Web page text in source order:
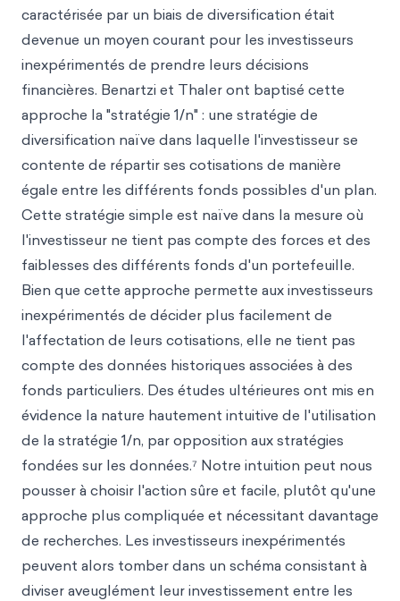
caractérisée par un biais de diversification était
devenue un moyen courant pour les investisseurs
inexpérimentés de prendre leurs décisions
financières. Benartzi et Thaler ont baptisé cette
approche la "stratégie 1/n" : une stratégie de
diversification naïve dans laquelle l'investisseur se
contente de répartir ses cotisations de manière
égale entre les différents fonds possibles d'un plan.
Cette stratégie simple est naïve dans la mesure où
l'investisseur ne tient pas compte des forces et des
faiblesses des différents fonds d'un portefeuille.
Bien que cette approche permette aux investisseurs
inexpérimentés de décider plus facilement de
l'affectation de leurs cotisations, elle ne tient pas
compte des données historiques associées à des
fonds particuliers. Des études ultérieures ont mis en
évidence la nature hautement intuitive de l'utilisation
de la stratégie 1/n, par opposition aux stratégies
fondées sur les données.⁷ Notre intuition peut nous
pousser à choisir l'action sûre et facile, plutôt qu'une
approche plus compliquée et nécessitant davantage
de recherches. Les investisseurs inexpérimentés
peuvent alors tomber dans un schéma consistant à
diviser aveuglément leur investissement entre les